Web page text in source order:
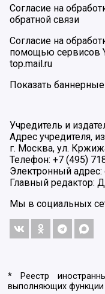
Согласие на
обратной связи
Согласие на
помощью сервисов
top.mail.ru
Показать
Учредитель и
Адрес учредителя,
г. Москва, ул.
Телефон: +7 (495)
Электронный адрес:
Главный редактор:
Мы в социальных
* Реестр
выполняющих функции